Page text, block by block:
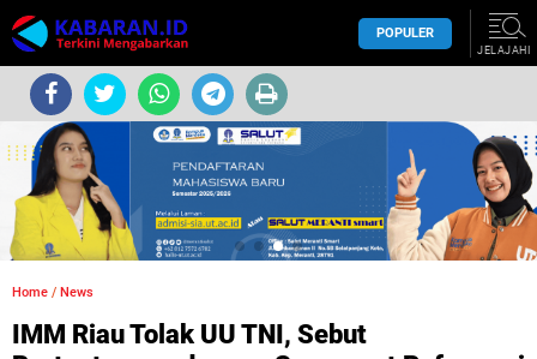
POPULER
JELAJAHI
Home / News
IMM Riau Tolak UU TNI, Sebut